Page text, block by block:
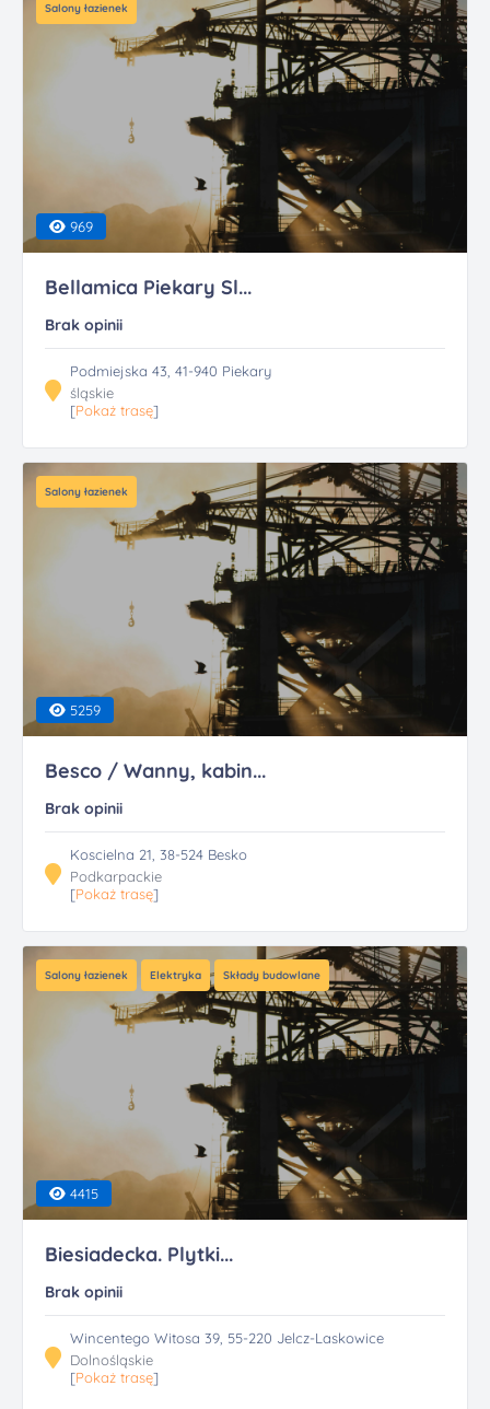
Salony łazienek
969
Bellamica Piekary Sl...
Brak opinii
Podmiejska 43, 41-940 Piekary
śląskie
[Pokaż trasę]
Salony łazienek
5259
Besco / Wanny, kabin...
Brak opinii
Koscielna 21, 38-524 Besko
Podkarpackie
[Pokaż trasę]
Salony łazienek Elektryka Składy budowlane
4415
Biesiadecka. Plytki...
Brak opinii
Wincentego Witosa 39, 55-220 Jelcz-Laskowice
Dolnośląskie
[Pokaż trasę]